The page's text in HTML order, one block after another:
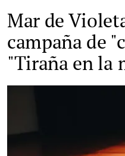
Mar de
campaña de
"Tiraña en la